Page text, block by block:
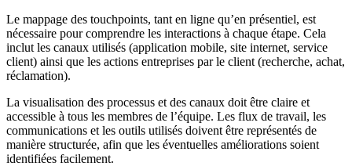
Le mappage des touchpoints, tant en ligne qu’en présentiel, est
nécessaire pour comprendre les interactions à chaque étape. Cela
inclut les canaux utilisés (application mobile, site internet, service
client) ainsi que les actions entreprises par le client (recherche, achat,
réclamation).
La visualisation des processus et des canaux doit être claire et
accessible à tous les membres de l’équipe. Les flux de travail, les
communications et les outils utilisés doivent être représentés de
manière structurée, afin que les éventuelles améliorations soient
identifiées facilement.